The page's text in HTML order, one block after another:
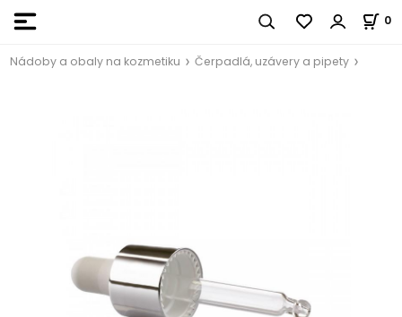
0
Nádoby a obaly na kozmetiku Čerpadlá, uzávery a pipety